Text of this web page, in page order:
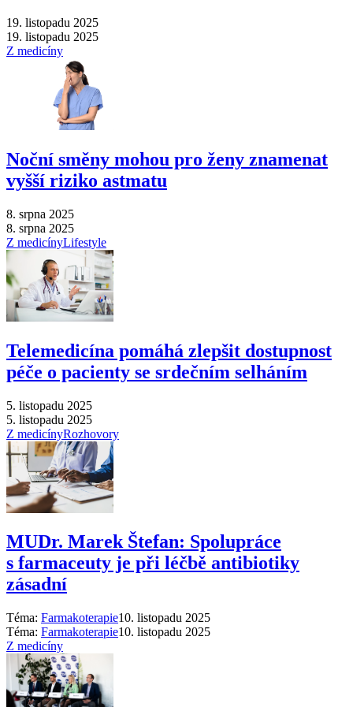
19. listopadu 2025
19. listopadu 2025
Z medicíny
Noční směny mohou pro ženy znamenat
vyšší riziko astmatu
8. srpna 2025
8. srpna 2025
Z medicínyLifestyle
Telemedicína pomáhá zlepšit dostupnost
péče o pacienty se srdečním selháním
5. listopadu 2025
5. listopadu 2025
Z medicínyRozhovory
MUDr. Marek Štefan: Spolupráce
s farmaceuty je při léčbě antibiotiky
zásadní
Téma: Farmakoterapie10. listopadu 2025
Téma: Farmakoterapie10. listopadu 2025
Z medicíny